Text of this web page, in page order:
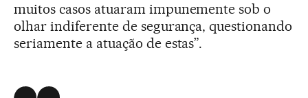
muitos casos atuaram impunemente sob o
olhar indiferente de segurança, questionando
seriamente a atuação de estas”.